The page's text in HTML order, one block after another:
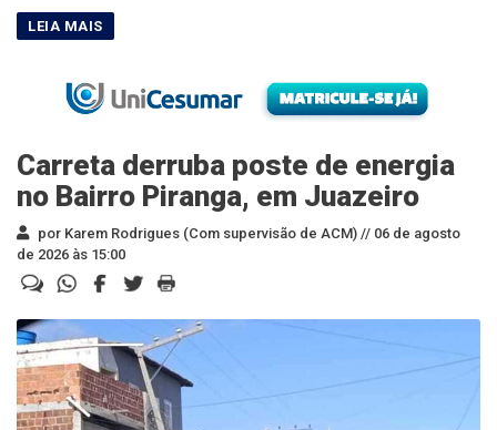
Carreta derruba poste de energia
no Bairro Piranga, em Juazeiro
por Karem Rodrigues (Com supervisão de ACM) // 06 de agosto
de 2026 às 15:00